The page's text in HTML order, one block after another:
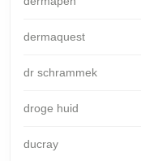
dermaquest
dr schrammek
droge huid
ducray